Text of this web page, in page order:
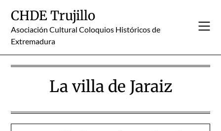
content
CHDE Trujillo
Asociación Cultural Coloquios Históricos de
Extremadura
La villa de Jaraiz